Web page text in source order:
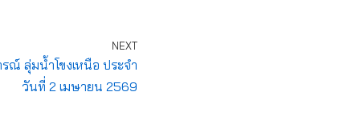
NEXT
ณ์ ลุ่มน้ำโขงเหนือ ประจำ
วันที่ 2 เมษายน 2569